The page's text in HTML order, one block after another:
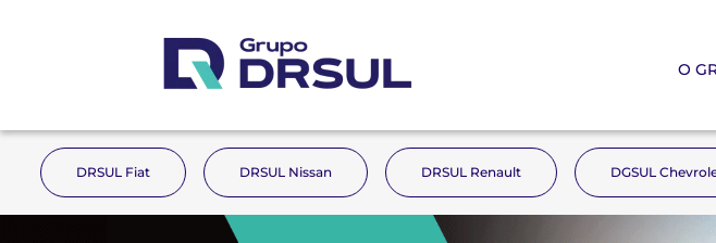
O
DRSUL Fiat DRSUL Nissan DRSUL Renault DGSUL